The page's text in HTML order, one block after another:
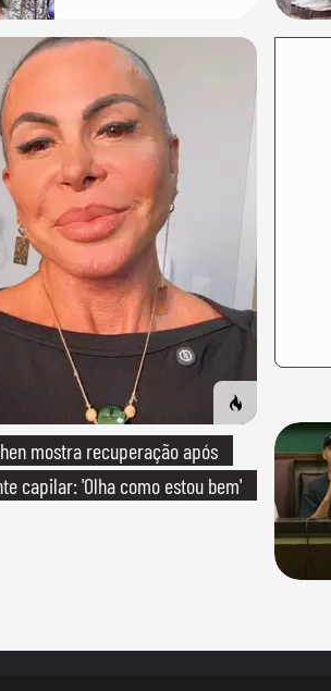
mostra recuperação após
capilar: 'Olha como estou bem'